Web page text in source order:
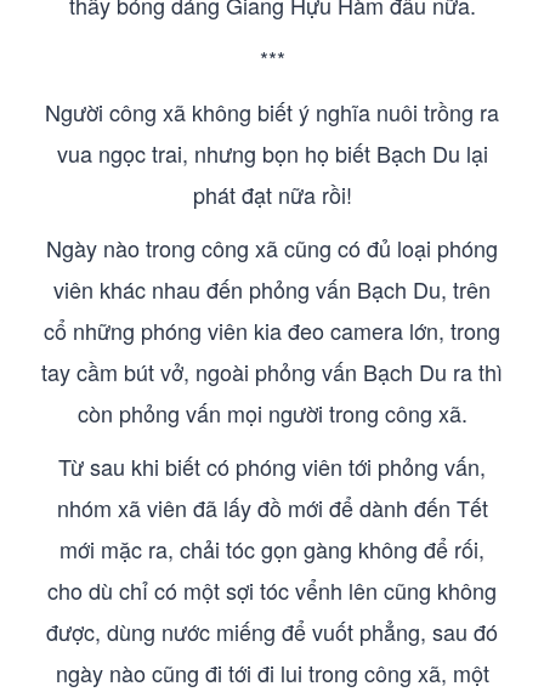
***
Người công xã không biết ý nghĩa nuôi trồng ra
vua ngọc trai, nhưng bọn họ biết Bạch Du lại
phát đạt nữa rồi!
Ngày nào trong công xã cũng có đủ loại phóng
viên khác nhau đến phỏng vấn Bạch Du, trên
cổ những phóng viên kia đeo camera lớn, trong
tay cầm bút vở, ngoài phỏng vấn Bạch Du ra thì
còn phỏng vấn mọi người trong công xã.
Từ sau khi biết có phóng viên tới phỏng vấn,
nhóm xã viên đã lấy đồ mới để dành đến Tết
mới mặc ra, chải tóc gọn gàng không để rối,
cho dù chỉ có một sợi tóc vểnh lên cũng không
được, dùng nước miếng để vuốt phẳng, sau đó
ngày nào cũng đi tới đi lui trong công xã, một